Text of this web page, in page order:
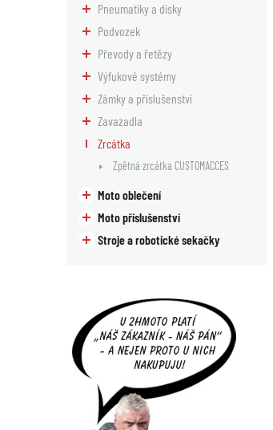
Pneumatiky a disky
Podvozek
Převody a řetězy
Výfukové systémy
Zámky a příslušenství
Zavazadla
Zrcátka
Zpětná zrcátka CUSTOMACCES
Moto oblečení
Moto příslušenství
Stroje a robotické sekačky